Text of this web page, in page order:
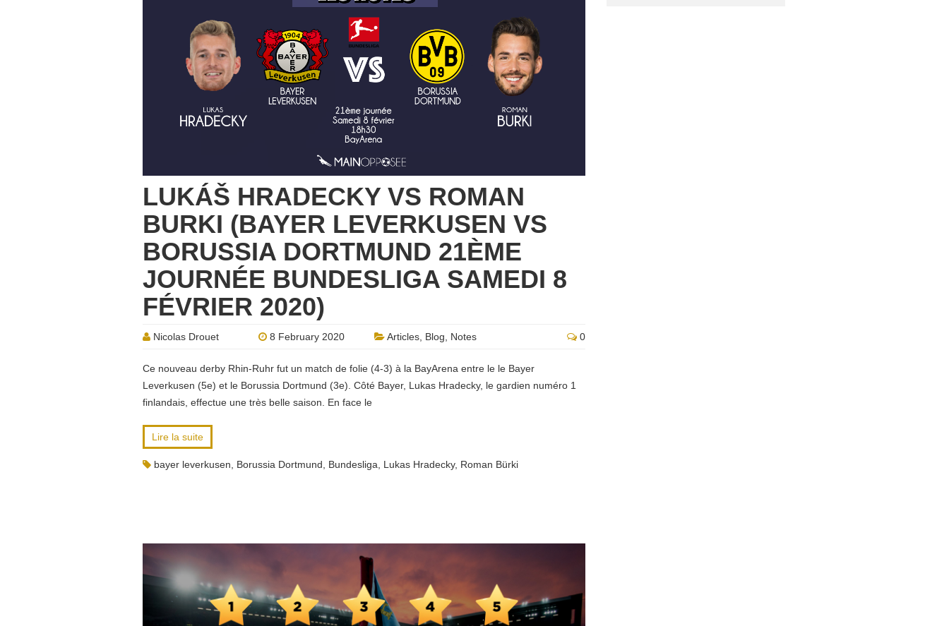
LUKÁŠ HRADECKY VS ROMAN
BURKI (BAYER LEVERKUSEN VS
BORUSSIA DORTMUND 21ÈME
JOURNÉE BUNDESLIGA SAMEDI 8
FÉVRIER 2020)
Nicolas Drouet 8 February 2020 Articles Blog Notes 0
Ce nouveau derby Rhin-Ruhr fut un match de folie (4-3) à la BayArena entre le le Bayer
Leverkusen (5e) et le Borussia Dortmund (3e). Côté Bayer, Lukas Hradecky, le gardien numéro 1
finlandais, effectue une très belle saison. En face le
Lire la suite
bayer leverkusen Borussia Dortmund Bundesliga Lukas Hradecky, Roman Bürki